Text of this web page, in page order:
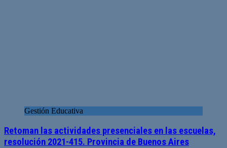
Gestión Educativa
Retoman las actividades presenciales en las escuelas,
resolución 2021-415. Provincia de Buenos Aires